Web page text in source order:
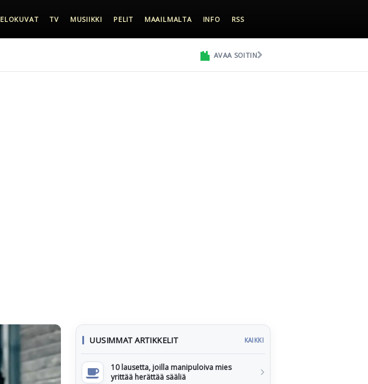
ELOKUVAT TV MUSIIKKI PELIT MAAILMALTA INFO RSS
AVAA SOITIN
UUSIMMAT ARTIKKELIT KAIKKI
10 lausetta, joilla manipuloiva mies
yrittää herättää sääliä